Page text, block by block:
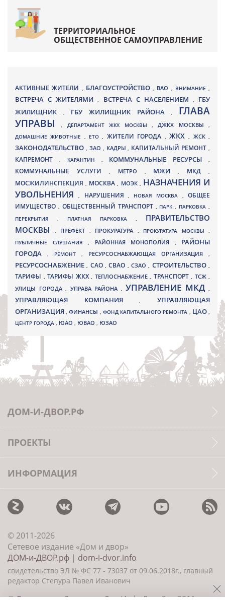
ТЕРРИТОРИАЛЬНОЕ
ОБЩЕСТВЕННОЕ САМОУПРАВЛЕНИЕ
АКТИВНЫЕ ЖИТЕЛИ , БЛАГОУСТРОЙСТВО , ВАО , ВНИМАНИЕ ,
ВСТРЕЧА С ЖИТЕЛЯМИ, ВСТРЕЧА С НАСЕЛЕНИЕМ , ГБУ
ЖИЛИЩНИК
, ГБУ ЖИЛИЩНИК РАЙОНА, ГЛАВА
УПРАВЫ, ДЕПАРТАМЕНТ ЖКХ МОСКВЫ ,ДЖКХ МОСКВЫ ,
ДОМАШНИЕ ЖИВОТНЫЕ , ЕТО, ЖИТЕЛИ ГОРОДА , ЖКХ, ЖСК,
ЗАКОНОДАТЕЛЬСТВО , ЗАО , КАДРЫ, КАПИТАЛЬНЫЙ РЕМОНТ ,
КАПРЕМОНТ , КАРАНТИН , КОММУНАЛЬНЫЕ РЕСУРСЫ,
КОММУНАЛЬНЫЕ УСЛУГИ , МЕТРО , МЖИ, МКД ,
МОСЖИЛИНСПЕКЦИЯ, МОСКВА , МОЭК , НАЗНАЧЕНИЯ И
УВОЛЬНЕНИЯ, НАРУШЕНИЯ , НОВАЯ МОСКВА ,ОБЩЕЕ
ИМУЩЕСТВО , ОБЩЕСТВЕННЫЙ ТРАНСПОРТ , ПАРК, ПАРКОВКА ,
ПЕРЕКРЫТИЯ , ПЛАТНАЯ ПАРКОВКА , ПРАВИТЕЛЬСТВО
МОСКВЫ
, ПРЕФЕКТ , ПРОКУРАТУРА , ПРОКУРАТУРА МОСКВЫ ,
ПУБЛИЧНЫЕ СЛУШАНИЯ , РАЙОННАЯ МОНОПОЛИЯ , РАЙОНЫ
ГОРОДА
, РЕМОНТ , РЕСУРСОСНАБЖАЮЩАЯ ОРГАНИЗАЦИЯ ,
РЕСУРСОСНАБЖЕНИЕ, САО,СВАО ,СЗАО, СТРОИТЕЛЬСТВО,
ТАРИФЫ , ТАРИФЫ ЖКХ , ТЕПЛОСНАБЖЕНИЕ , ТРАНСПОРТ , ТСЖ ,
УЛИЦЫ ГОРОДА , УПРАВА РАЙОНА , УПРАВЛЕНИЕ МКД ,
УПРАВЛЯЮЩАЯ КОМПАНИЯ,УПРАВЛЯЮЩАЯ
ОРГАНИЗАЦИЯ,ФИНАНСЫ , ФОНД КАПИТАЛЬНОГО РЕМОНТА , ЦАО,
ЦЕНТР ГОРОДА , ЮАО , ЮВАО , ЮЗАО
ДОМ-И-ДВОР.РФ
ПРОЕКТЫ
ИНФОРМАЦИЯ
© 2011-2026
Сетевое издание «Дом и двор»
ДОМ-и-ДВОР.рф | dom-i-dvor.info
свидетельство ЭЛ № ФС 77 - 73037 от 09.06.2018г., главный
редактор Степура Павел Иванович